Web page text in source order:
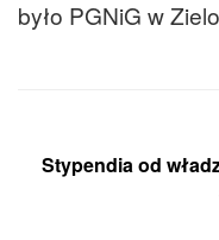
było PGNiG w
Stypendia od